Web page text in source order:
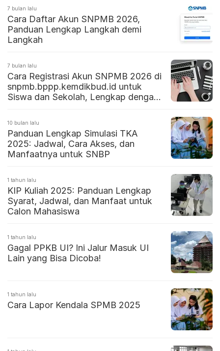
7 bulan lalu
Cara Daftar Akun SNPMB 2026,
Panduan Lengkap Langkah demi
Langkah
7 bulan lalu
Cara Registrasi Akun SNPMB 2026 di
snpmb.bppp.kemdikbud.id untuk
Siswa dan Sekolah, Lengkap dengan
10 bulan lalu
Panduan Lengkap Simulasi TKA
2025: Jadwal, Cara Akses, dan
Manfaatnya untuk SNBP
1 tahun lalu
KIP Kuliah 2025: Panduan Lengkap
Syarat, Jadwal, dan Manfaat untuk
Calon Mahasiswa
1 tahun lalu
Gagal PPKB UI? Ini Jalur Masuk UI
Lain yang Bisa Dicoba!
1 tahun lalu
Cara Lapor Kendala SPMB 2025